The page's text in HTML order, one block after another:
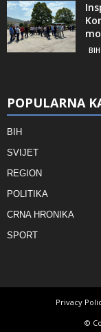
BIH
POPULARNA
BIH
SVIJET
REGION
POLITIKA
CRNA HRONIKA
SPORT
Privacy
©